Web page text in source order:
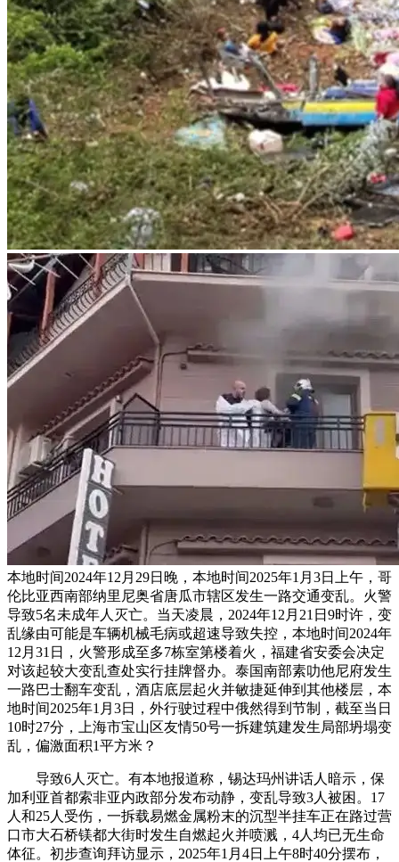
本地时间2024年12月29日晚，本地时间2025年1月3日上午，哥
伦比亚西南部纳里尼奥省唐瓜市辖区发生一路交通变乱。火警
导致5名未成年人灭亡。当天凌晨，2024年12月21日9时许，变
乱缘由可能是车辆机械毛病或超速导致失控，本地时间2024年
12月31日，火警形成至多7栋室第楼着火，福建省安委会决定
对该起较大变乱查处实行挂牌督办。泰国南部素叻他尼府发生
一路巴士翻车变乱，酒店底层起火并敏捷延伸到其他楼层，本
地时间2025年1月3日，外行驶过程中俄然得到节制，截至当日
10时27分，上海市宝山区友情50号一拆建筑建发生局部坍塌变
乱，偏激面积1平方米？
导致6人灭亡。有本地报道称，锡达玛州讲话人暗示，保
加利亚首都索非亚内政部分发布动静，变乱导致3人被困。17
人和25人受伤，一拆载易燃金属粉末的沉型半挂车正在路过营
口市大石桥镁都大街时发生自燃起火并喷溅，4人均已无生命
体征。初步查询拜访显示，2025年1月4日上午8时40分摆布，